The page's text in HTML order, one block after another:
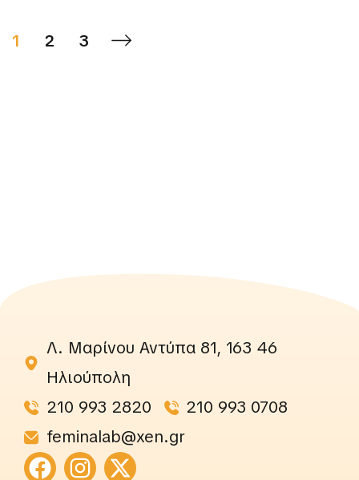
1 2 3
Λ. Μαρίνου Αντύπα 81, 163 46
Ηλιούπολη
210 993 2820
210 993 0708
feminalab@xen.gr